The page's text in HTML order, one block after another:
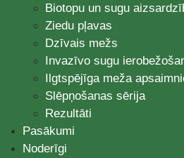
Biotopu un sugu
Ziedu pļavas
Dzīvais mežs
Invazīvo sugu
Ilgtspējīga meža
Slēpņošanas sērija
Rezultāti
Pasākumi
Noderīgi